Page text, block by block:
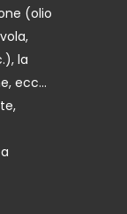
(olio
la
ecc...